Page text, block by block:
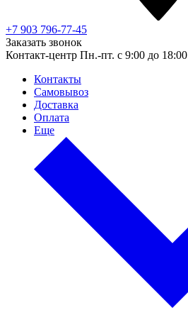
+7 903 796-77-45
Заказать звонок
Контакт-центр Пн.-пт. с 9:00 до 18:00
Контакты
Самовывоз
Доставка
Оплата
Еще